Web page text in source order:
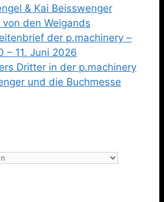
& Kai Beisswenger
von den Weigands
der p.machinery –
– 11. Juni 2026
Dritter in der p.machinery
und die Buchmesse